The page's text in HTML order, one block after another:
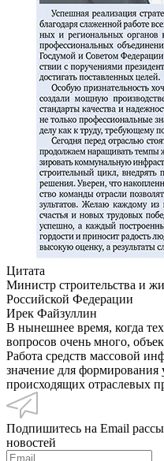
Цитата
Министр строительства и
Российской Федерации
Ирек Файзуллин
В нынешнее время, когда
вопросов очень много,
Работа средств массовой
значение для
происходящих отраслевых
Подпишитесь на Email
новостей